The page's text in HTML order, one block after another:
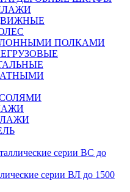
ПОЛКАМИ
серии ВС до
серии ВЛ до 1500